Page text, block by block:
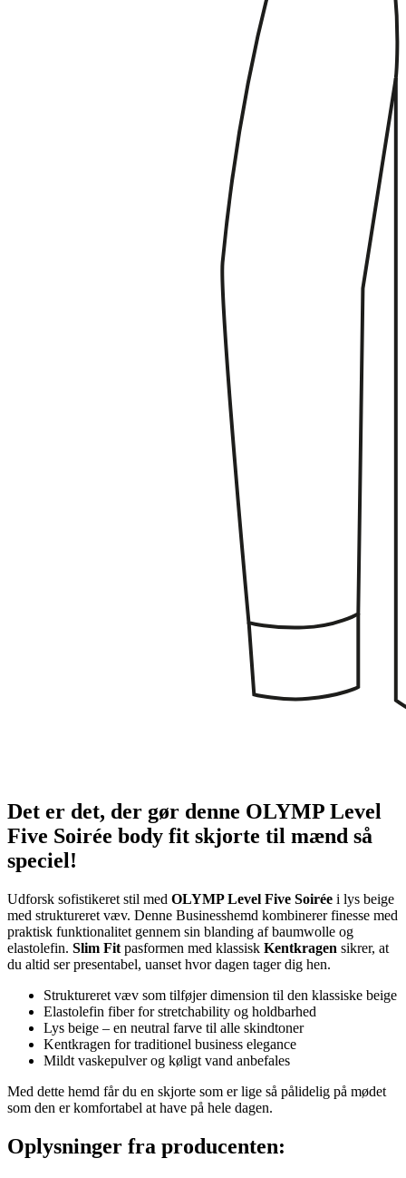
Det er det, der gør denne OLYMP Level
Five Soirée body fit skjorte til mænd så
speciel!
Udforsk sofistikeret stil med OLYMP Level Five Soirée i lys beige
med struktureret væv. Denne Businesshemd kombinerer finesse med
praktisk funktionalitet gennem sin blanding af baumwolle og
elastolefin. Slim Fit pasformen med klassisk Kentkragen sikrer, at
du altid ser presentabel, uanset hvor dagen tager dig hen.
Struktureret væv som tilføjer dimension til den klassiske beige
Elastolefin fiber for stretchability og holdbarhed
Lys beige – en neutral farve til alle skindtoner
Kentkragen for traditionel business elegance
Mildt vaskepulver og køligt vand anbefales
Med dette hemd får du en skjorte som er lige så pålidelig på mødet
som den er komfortabel at have på hele dagen.
Oplysninger fra producenten: